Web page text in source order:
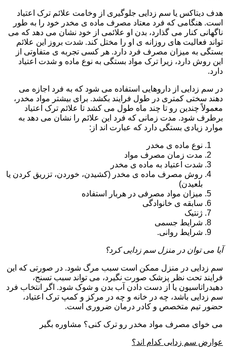
هدف دیتاکس یا سم زدایی جلوگیری از وخامت علائم ترک اعتیاد
است. هنگامی که فرد معتاد مصرف ماده ی مخدر خود را به طور
ناگهانی کنار می گذارد، بدن او علائمی از خود نشان می دهد که می
تواند فعالیت های روزانه ی او را مختل کند. شدت بروز این علائم
بستگی به میزان مصرف فرد دارد. هر کسی تجربه ی متفاوتی از
این روش دارد، زیرا ترک مواد بستگی به نوع ماده و شدت اعتیاد
دارد.
در سم زدایی از داروهایی استفاده می شود که به فرد اجازه می
دهند سختی کمتری در طول فرایند بکشد. برای بیشتر مواد مخدر،
معمولاً چندین رو تا چند ماه طول می کشد تا علائم ترک اعتیاد
برطرف شود. مدت زمانی که فرد این علائم را نشان می دهد به
موارد زیادی بستگی دارد که عبارت اند از:
نوع ماده ی مخدر
مدت زمان مصرف مواد
شدت اعتیاد به ماده ی مخدر
روش مصرف ماده ی مخدر (کشیدن، خوردن، تزریق کردن یا
بلعیدن)
میزان مواد مصرفی در هربار استفاده
سابقه ی خانوادگی
ژنتیک
شرایط جسمی
شرایط روانی.
آیا می توان در منزل سم زدایی کرد؟
سم زدایی در منزل ممکن است سبب مرگ شود. در صورتی که این
فرایند تحت نظر پزشک صورت نگیرد، می تواند سبب تسنج،
دهیدراتاسیون یا از دست دادن آب بدن و شوک شود. اگر انتخاب فرد
سم زدایی باشد، چه در خانه و چه در مرکز و کمپ ترک اعتیاد،
حضور تیم متخصص و کادر درمان ضروری است.
می خوای مصرف مواد مخدر رو ترک کنی؟ مشاوره بگیر
عوارض سم زدایی کدام اند؟